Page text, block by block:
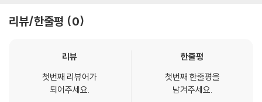
다는 걸 알아가는 재미도 쏠쏠하다.
리뷰/한줄평 0
리뷰
첫번째 리뷰어가
되어주세요.
한줄평
첫번째 한줄평을
남겨주세요.